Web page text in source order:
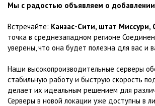
Мы с радостью объявляем о
Встречайте: Канзас-Сити, штат
точка в среднезападном регионе
уверены, что она будет полезна для вас и
Наши высокопроизводительные серверы
стабильную работу и быструю скорость
делает их идеальным решением для
Серверы в новой локации уже доступны в